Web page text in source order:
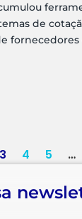
de
fornecedores
3 4 5 …